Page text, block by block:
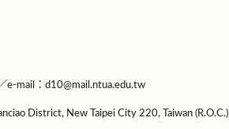
mail：d10@mail.ntua.edu.tw
District, New Taipei City 220, Taiwan (R.O.C.)